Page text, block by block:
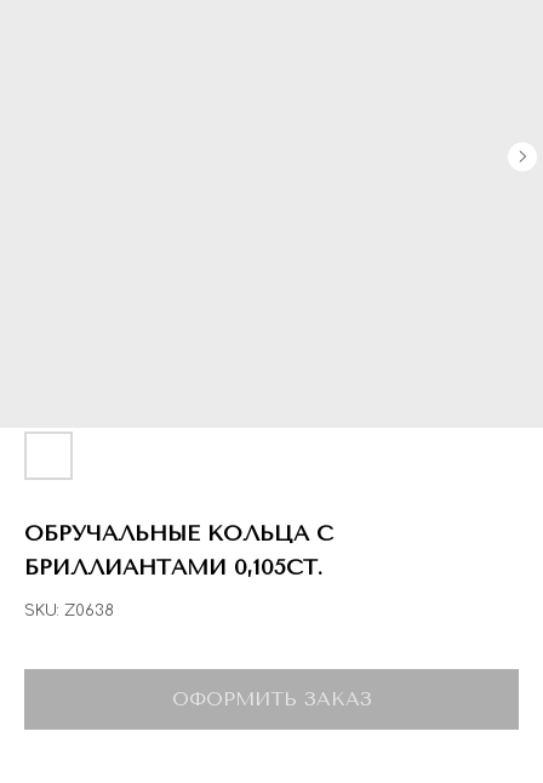
ОБРУЧАЛЬНЫЕ КОЛЬЦА С
БРИЛЛИАНТАМИ 0,105CT.
SKU: Z0638
ОФОРМИТЬ ЗАКАЗ